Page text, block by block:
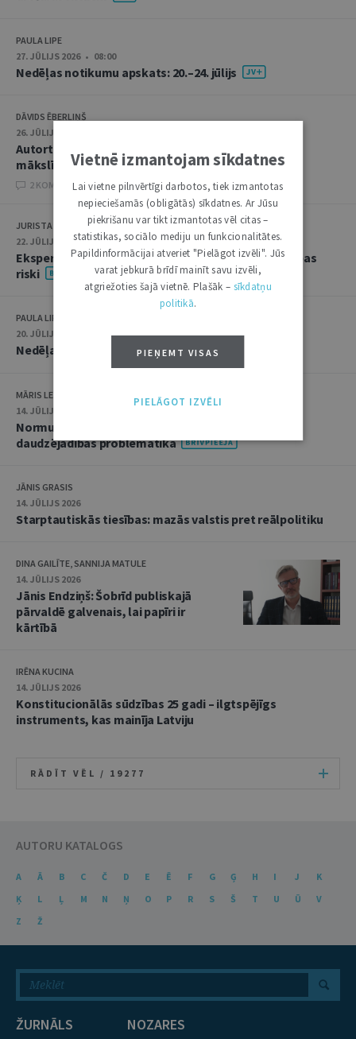
PAULA LIPE
27. JŪLIJS 2026 • 08:00
Nedēļas notikumu apskats: 20.–24. jūlijs
DĀVIDS ĒBERLIŅŠ
26. JŪLIJS 2026 • 08:00
Autortiesību subjekta un objekta juridiskie aspekti
mākslīgā intelekta kontekstā
2 KOMENTĀRI
JURISTA VĀRDS
22. JŪLIJS 2026 • 14:00
Ekspertu saruna jūlijā: krimināltiesības un būvniecības
riski
PAULA LIPE
20. JŪLIJS 2026 • 16:05
Nedēļas notikumu apskats: 13.–17. jūlijs
MĀRIS LEJA
14. JŪLIJS 2026
Normu konkurences un noziedzīgu nodarījumu
daudzējādības problemātika
JĀNIS GRASIS
14. JŪLIJS 2026
Starptautiskās tiesības: mazās valstis pret reālpolitiku
DINA GAILĪTE, SANNIJA MATULE
14. JŪLIJS 2026
Jānis Endziņš: Šobrīd publiskajā
pārvaldē galvenais, lai papīri ir
kārtībā
IRĒNA KUCINA
14. JŪLIJS 2026
Konstitucionālās sūdzības 25 gadi – ilgtspējīgs
instruments, kas mainīja Latviju
RĀDĪT VĒL / 19277
AUTORU KATALOGS
A Ā B C Č D E Ē F G Ģ H I J
K
Ķ
L Ļ M N Ņ O P R S Š T U Ū
V
Z
Ž
ŽURNĀLS NOZARES
Vietnē izmantojam sīkdatnes
Lai vietne pilnvērtīgi darbotos, tiek izmantotas
nepieciešamās (obligātās) sīkdatnes. Ar Jūsu
piekrišanu var tikt izmantotas vēl citas –
statistikas, sociālo mediju un funkcionalitātes.
Papildinformācijai atveriet "Pielāgot izvēli". Jūs
varat jebkurā brīdī mainīt savu izvēli,
atgriežoties šajā vietnē. Plašāk – sīkdatņu
politikā.
PIEŅEMT VISAS
PIELĀGOT IZVĒLI